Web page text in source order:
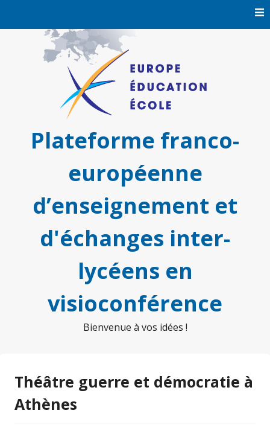
Plateforme franco-
européenne
d’enseignement et
d'échanges inter-
lycéens en
visioconférence
Bienvenue à vos idées !
Théâtre guerre et démocratie à
Athènes